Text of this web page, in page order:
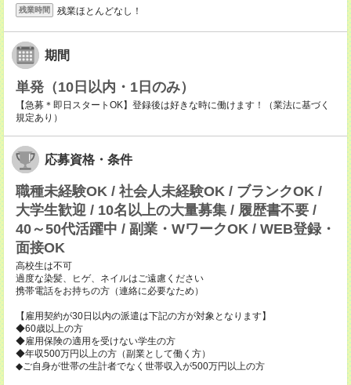
残業時間 残業ほとんどなし！
期間
単発（10日以内・1日のみ）
【急募＊即日スタートOK】登録後は好きな時に働けます！（業法に基づく
規定あり）
応募資格・条件
職種未経験OK / 社会人未経験OK / ブランクOK /
大学生歓迎 / 10名以上の大量募集 / 履歴書不要 /
40～50代活躍中 / 副業・WワークOK / WEB登録・
面接OK
高校生は不可
過度な染髪、ヒゲ、ネイルはご遠慮ください
携帯電話をお持ちの方（連絡に必要なため）
【雇用契約が30日以内の派遣は下記の方が対象となります】
◆60歳以上の方
◆雇用保険の適用を受けない学生の方
◆年収500万円以上の方（副業として働く方）
◆ご自身が世帯の生計者でなく世帯収入が500万円以上の方